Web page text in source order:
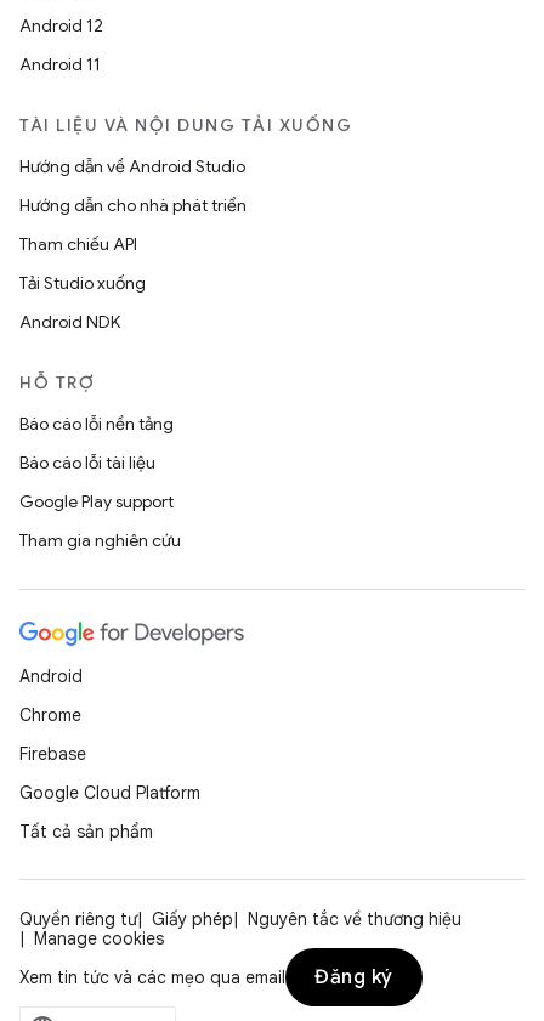
Android 12
Android 11
TÀI LIỆU VÀ NỘI DUNG TẢI XUỐNG
Hướng dẫn về Android Studio
Hướng dẫn cho nhà phát triển
Tham chiếu API
Tải Studio xuống
Android NDK
HỖ TRỢ
Báo cáo lỗi nền tảng
Báo cáo lỗi tài liệu
Google Play support
Tham gia nghiên cứu
Android
Chrome
Firebase
Google Cloud Platform
Tất cả sản phẩm
Quyền riêng tư Giấy phép
Nguyên tắc về thương hiệu
Manage cookies
Xem tin tức và các mẹo qua email
Đăng ký